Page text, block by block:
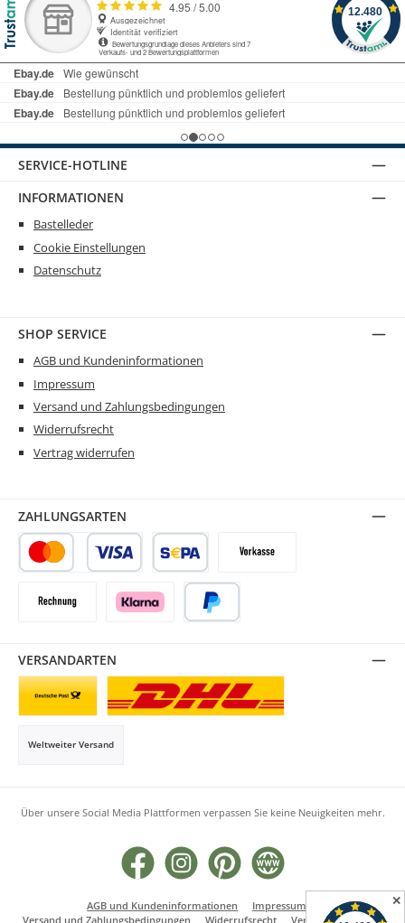
SERVICE-HOTLINE
INFORMATIONEN
Bastelleder
Cookie Einstellungen
Datenschutz
SHOP SERVICE
AGB und Kundeninformationen
Impressum
Versand und Zahlungsbedingungen
Widerrufsrecht
Vertrag widerrufen
VERSANDARTEN
Weltweiter Versand
ZAHLUNGSARTEN
SEPA LastschriftVorkasse
Über unsere Social Media Plattformen verpassen Sie keine Neuigkeiten mehr.
Facebook Instagram Pinterest Website
AGB und Kundeninformationen
Impressum
Versand und Zahlungsbedingungen
Widerrufsrecht Vertrag widerrufen
✕